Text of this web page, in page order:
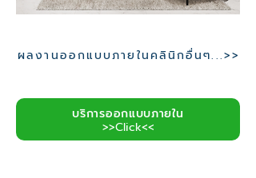
ผลงานออกแบบภายในคลินิกอื่นๆ...>>
บริการออกแบบภายใน
>>Click<<